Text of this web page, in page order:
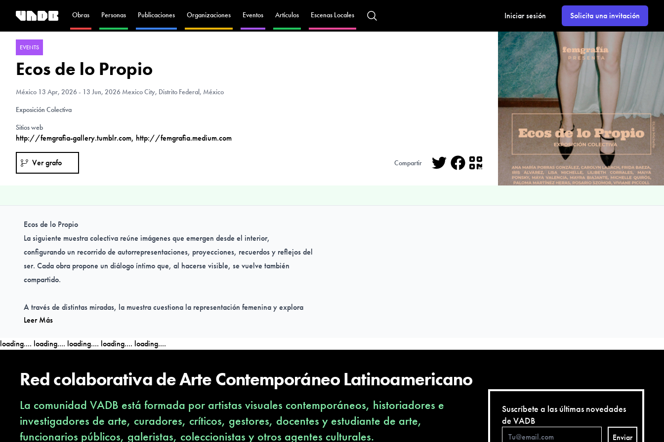
Obras Personas Publicaciones Organizaciones Eventos Artículos Escenas Locales Iniciar sesión Solicita una invitación
EVENTS
Ecos de lo Propio
México 13 Apr, 2026 - 13 Jun, 2026 Mexico City, Distrito Federal, México
Exposición Colectiva
Sitios web
http://femgrafia-gallery.tumblr.com, http://femgrafia.medium.com
Ver grafo Compartir
Facebook
Ecos de lo Propio
La siguiente muestra colectiva reúne imágenes que emergen desde el interior,
configurando un recorrido de autorrepresentaciones, proyecciones, recuerdos y reflejos del
ser. Cada obra propone un diálogo íntimo que, al hacerse visible, se vuelve también
compartido.
A través de distintas miradas, la muestra cuestiona la representación femenina y explora
las etapas del crecimiento, los roles y la maternidad, proponiendo una reflexión sobre la
identidad y transformación, invitando al público a reconocerse en esos ecos personales
Iris Álvarez
Michelle,Lilibeth Corrales,Maiya Ponsky,Maya Valencia,Mayra Biajante,Michelle
Quirós,Paloma Martínez Heras, Rosario Szomor , Viviane Piccoli.
Leer Más
loading.... loading.... loading.... loading.... loading....
Red colaborativa de Arte Contemporáneo Latinoamericano
La comunidad VADB está formada por artistas visuales contemporáneos, historiadores e
investigadores de arte, curadores, críticos, gestores, docentes y estudiante de arte,
funcionarios públicos, galeristas, coleccionistas y otros agentes culturales.
Suscríbete a las últimas novedades
de VADB
Enviar